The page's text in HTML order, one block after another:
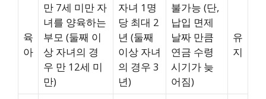
육
아
만 7세 미만 자
녀를 양육하는
부모 (둘째 이
상 자녀의 경
우 만 12세 미
만)
자녀 1명
당 최대 2
년 (둘째
이상 자녀
의 경우 3
년)
불가능 (단,
납입 면제
날짜 만큼
연금 수령
시기가 늦
어짐)
유
지